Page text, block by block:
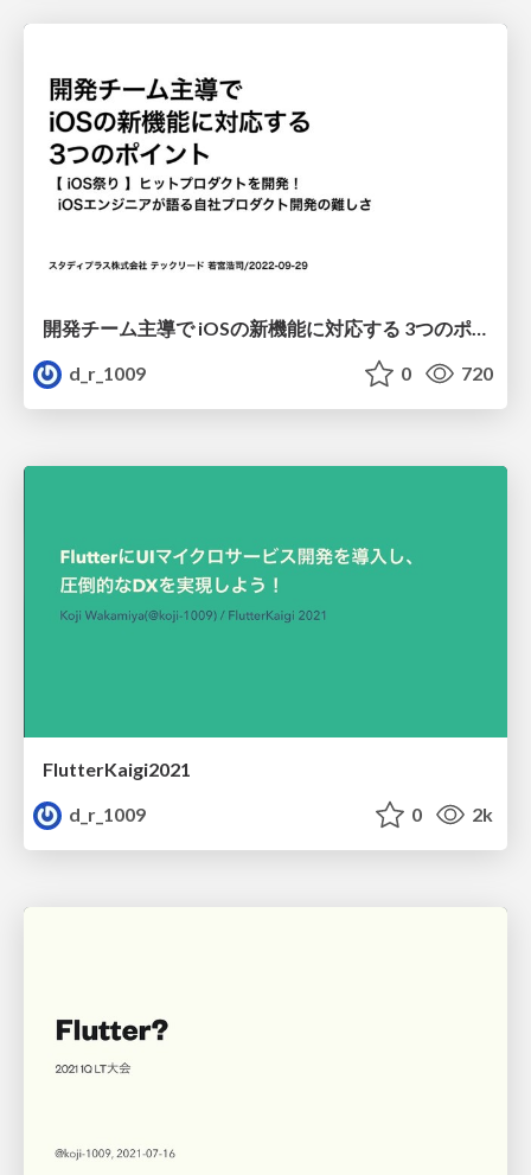
開発チーム主導で iOSの新機能に対応する 3つのポイント
d_r_1009
0 720
FlutterKaigi2021
d_r_1009
0 2k